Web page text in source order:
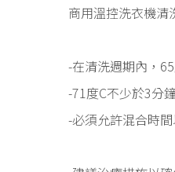
商用溫控洗衣機清
-在清洗週期內，
-71度C不少於3分
-必須允許混合時